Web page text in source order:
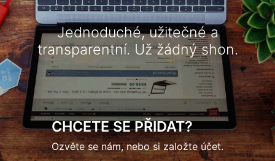
Jednoduché, užitečné a
transparentní. Už žádný shon.
CHCETE SE PŘIDAT?
Ozvěte se nám, nebo si založte účet.